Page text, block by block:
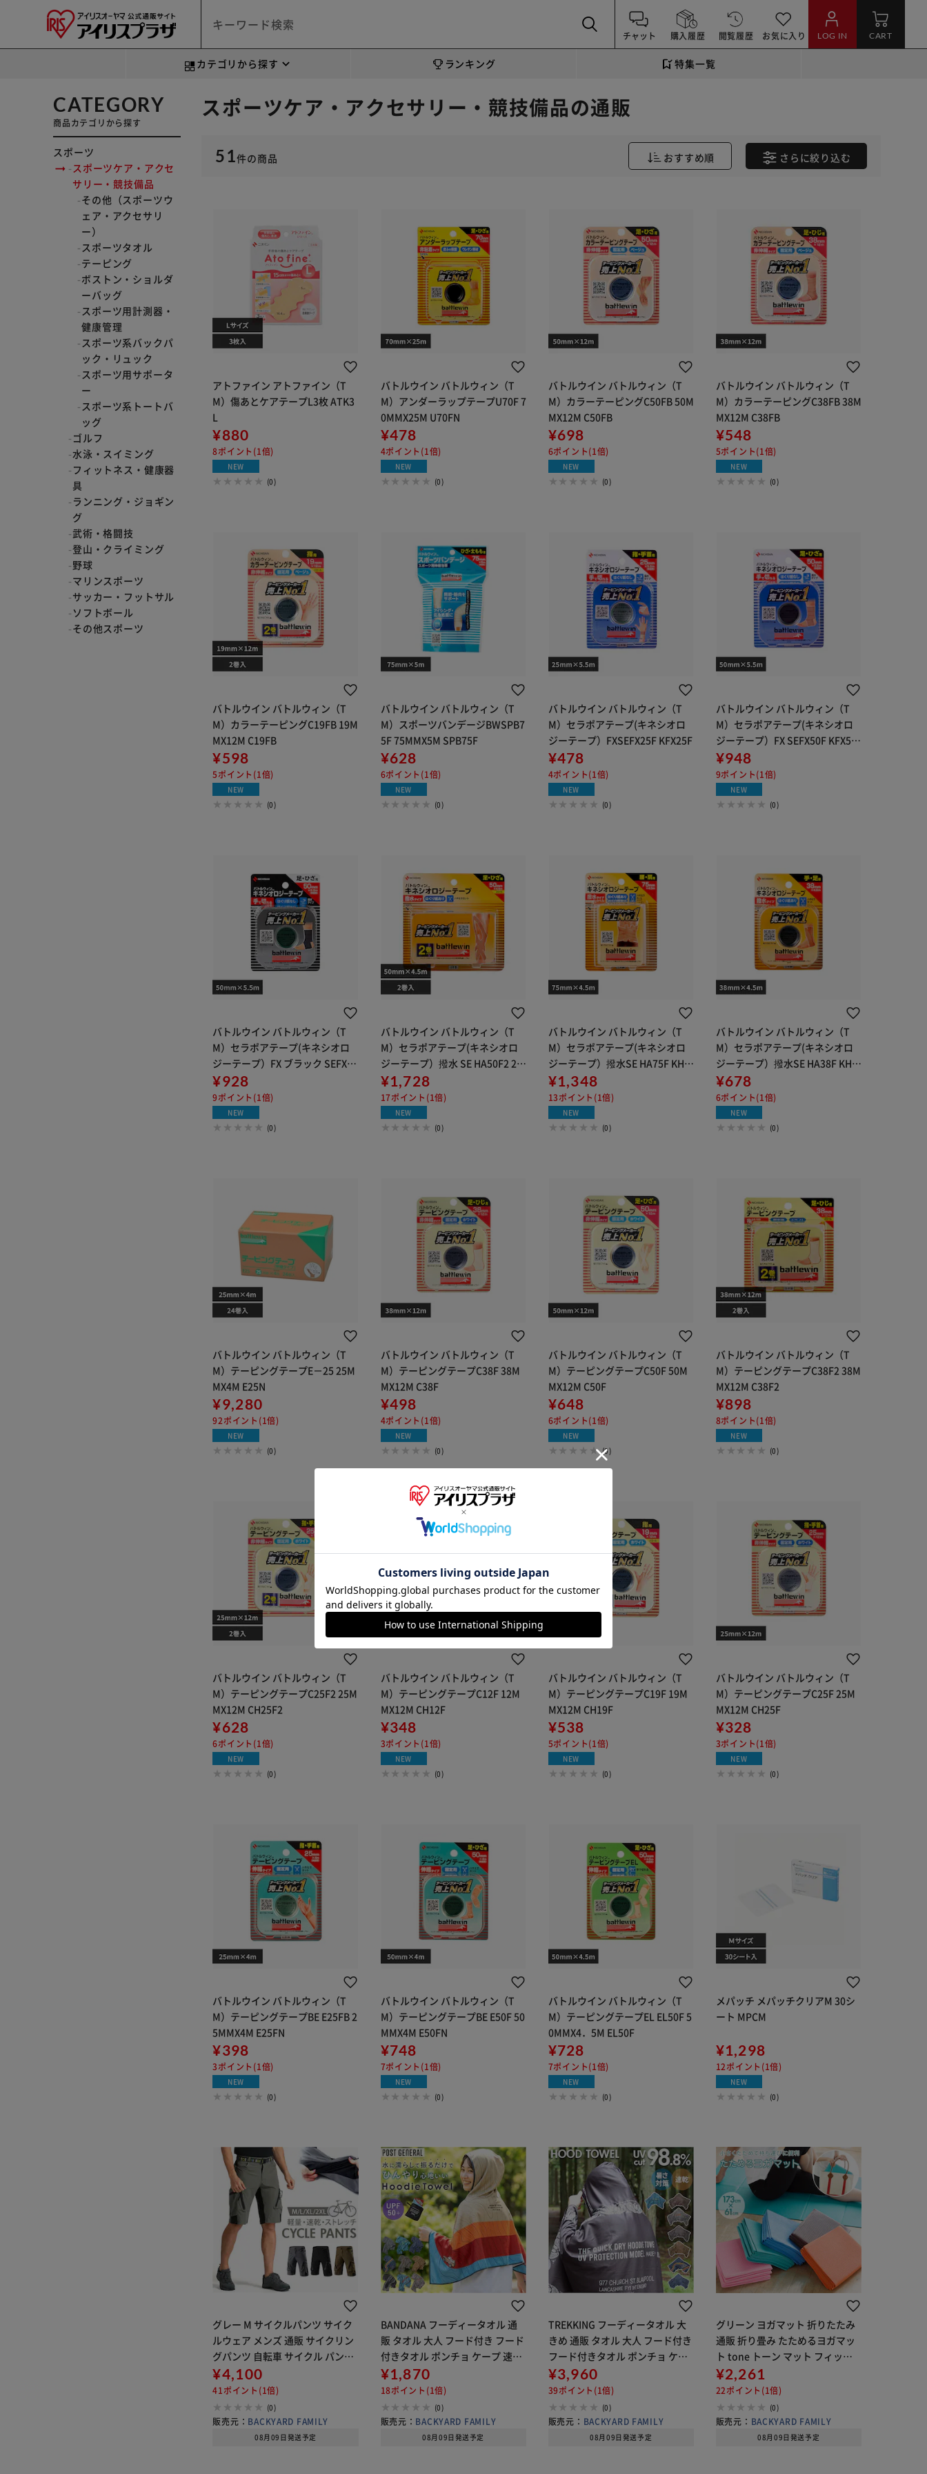
チャット 購入履歴 閲覧履歴 お気に入り LOG IN CART
カテゴリから探す ランキング 特集一覧
CATEGORY
商品カテゴリから探す
スポーツ
スポーツケア・アクセ
サリー・競技備品
その他（スポーツウ
ェア・アクセサリ
ー）
スポーツタオル
テーピング
ボストン・ショルダ
ーバッグ
スポーツ用計測器・
健康管理
スポーツ系バックパ
ック・リュック
スポーツ用サポータ
ー
スポーツ系トートバ
ッグ
ゴルフ
水泳・スイミング
フィットネス・健康器
具
ランニング・ジョギン
グ
武術・格闘技
登山・クライミング
野球
マリンスポーツ
サッカー・フットサル
ソフトボール
その他スポーツ
スポーツケア・アクセサリー・競技備品の通販
51件の商品 おすすめ順 さらに絞り込む
アトファイン アトファイン（T
M）傷あとケアテープL3枚 ATK3
L
¥880
8ポイント(1倍)
NEW
(0)
バトルウイン バトルウィン（T
M）アンダーラップテープU70F 7
0MMX25M U70FN
¥478
4ポイント(1倍)
NEW
(0)
バトルウイン バトルウィン（T
M）カラーテーピングC50FB 50M
MX12M C50FB
¥698
6ポイント(1倍)
NEW
(0)
バトルウイン バトルウィン（T
M）カラーテーピングC38FB 38M
MX12M C38FB
¥548
5ポイント(1倍)
NEW
(0)
バトルウイン バトルウィン（T
M）カラーテーピングC19FB 19M
MX12M C19FB
¥598
5ポイント(1倍)
NEW
(0)
バトルウイン バトルウィン（T
M）スポーツバンデージBWSPB7
5F 75MMX5M SPB75F
¥628
6ポイント(1倍)
NEW
(0)
バトルウイン バトルウィン（T
M）セラポアテープ(キネシオロ
ジーテープ）FXSEFX25F KFX25F
¥478
4ポイント(1倍)
NEW
(0)
バトルウイン バトルウィン（T
M）セラポアテープ(キネシオロ
ジーテープ）FX SEFX50F KFX50
F
¥948
9ポイント(1倍)
NEW
(0)
バトルウイン バトルウィン（T
M）セラポアテープ(キネシオロ
ジーテープ）FX ブラック SEFX50
FBK KFX50FBK
¥928
9ポイント(1倍)
NEW
(0)
バトルウイン バトルウィン（T
M）セラポアテープ(キネシオロ
ジーテープ）撥水 SE HA50F2 2個
パック KHA50F2
¥1,728
17ポイント(1倍)
NEW
(0)
バトルウイン バトルウィン（T
M）セラポアテープ(キネシオロ
ジーテープ）撥水SE HA75F KHA
75F
¥1,348
13ポイント(1倍)
NEW
(0)
バトルウイン バトルウィン（T
M）セラポアテープ(キネシオロ
ジーテープ）撥水SE HA38F KHA
38F
¥678
6ポイント(1倍)
NEW
(0)
バトルウイン バトルウィン（T
M）テーピングテープE－25 25M
MX4M E25N
¥9,280
92ポイント(1倍)
NEW
(0)
バトルウイン バトルウィン（T
M）テーピングテープC38F 38M
MX12M C38F
¥498
4ポイント(1倍)
NEW
(0)
バトルウイン バトルウィン（T
M）テーピングテープC50F 50M
MX12M C50F
¥648
6ポイント(1倍)
NEW
(0)
バトルウイン バトルウィン（T
M）テーピングテープC38F2 38M
MX12M C38F2
¥898
8ポイント(1倍)
NEW
(0)
バトルウイン バトルウィン（T
M）テーピングテープC25F2 25M
MX12M CH25F2
¥628
6ポイント(1倍)
NEW
(0)
バトルウイン バトルウィン（T
M）テーピングテープC12F 12M
MX12M CH12F
¥348
3ポイント(1倍)
NEW
(0)
バトルウイン バトルウィン（T
M）テーピングテープC19F 19M
MX12M CH19F
¥538
5ポイント(1倍)
NEW
(0)
バトルウイン バトルウィン（T
M）テーピングテープC25F 25M
MX12M CH25F
¥328
3ポイント(1倍)
NEW
(0)
バトルウイン バトルウィン（T
M）テーピングテープBE E25FB 2
5MMX4M E25FN
¥398
3ポイント(1倍)
NEW
(0)
バトルウイン バトルウィン（T
M）テーピングテープBE E50F 50
MMX4M E50FN
¥748
7ポイント(1倍)
NEW
(0)
バトルウイン バトルウィン（T
M）テーピングテープEL EL50F 5
0MMX4．5M EL50F
¥728
7ポイント(1倍)
NEW
(0)
メパッチ メパッチクリアM 30シ
ート MPCM
¥1,298
12ポイント(1倍)
NEW
(0)
グレー M サイクルパンツ サイク
ルウェア メンズ 通販 サイクリン
グパンツ 自転車 サイクル パンツ
ハーフパンツ 短パン ボトムス サ
イクリング スポーツ 速乾 スポー
ツウェア メンズパンツ ラン
¥4,100
41ポイント(1倍)
(0)
販売元： BACKYARD FAMILY
08月09日発送予定
BANDANA フーディータオル 通
販 タオル 大人 フード付き フード
付きタオル ポンチョ ケープ 速乾
タオル パーカー POST GENERAL
ポストジェネラル クレエ 日除け
日焼け防止 紫外
¥1,870
18ポイント(1倍)
(0)
販売元： BACKYARD FAMILY
08月09日発送予定
TREKKING フーディータオル 大
きめ 通販 タオル 大人 フード付き
フード付きタオル ポンチョ ケー
プ 速乾タオル パーカー POST GE
NERAL ポストジェネラル クレエ
日除け 日焼け
¥3,960
39ポイント(1倍)
(0)
販売元： BACKYARD FAMILY
08月09日発送予定
グリーン ヨガマット 折りたたみ
通販 折り畳み たためるヨガマッ
ト tone トーン マット フィット
ネス ストレッチ コンパクト シン
プル ジム 運動 ピラティス 持ち運
び ヨガラグ ストレッチマ
¥2,261
22ポイント(1倍)
(0)
販売元： BACKYARD FAMILY
08月09日発送予定
※ご確認ください